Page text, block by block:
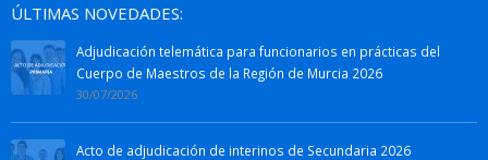
ÚLTIMAS NOVEDADES:
Adjudicación telemática para funcionarios en prácticas del
Cuerpo de Maestros de la Región de Murcia 2026
30/07/2026
Acto de adjudicación de interinos de Secundaria 2026